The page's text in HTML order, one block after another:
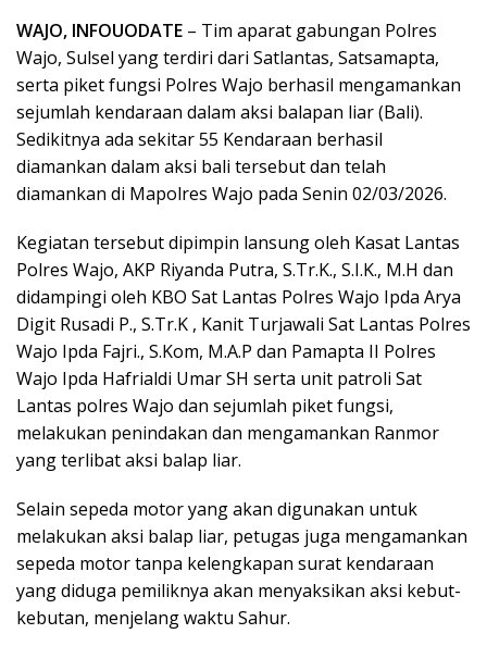
WAJO, INFOUODATE – Tim aparat gabungan Polres
Wajo, Sulsel yang terdiri dari Satlantas, Satsamapta,
serta piket fungsi Polres Wajo berhasil mengamankan
sejumlah kendaraan dalam aksi balapan liar (Bali).
Sedikitnya ada sekitar 55 Kendaraan berhasil
diamankan dalam aksi bali tersebut dan telah
diamankan di Mapolres Wajo pada Senin 02/03/2026.
Kegiatan tersebut dipimpin lansung oleh Kasat Lantas
Polres Wajo, AKP Riyanda Putra, S.Tr.K., S.I.K., M.H dan
didampingi oleh KBO Sat Lantas Polres Wajo Ipda Arya
Digit Rusadi P., S.Tr.K , Kanit Turjawali Sat Lantas Polres
Wajo Ipda Fajri., S.Kom, M.A.P dan Pamapta II Polres
Wajo Ipda Hafrialdi Umar SH serta unit patroli Sat
Lantas polres Wajo dan sejumlah piket fungsi,
melakukan penindakan dan mengamankan Ranmor
yang terlibat aksi balap liar.
Selain sepeda motor yang akan digunakan untuk
melakukan aksi balap liar, petugas juga mengamankan
sepeda motor tanpa kelengkapan surat kendaraan
yang diduga pemiliknya akan menyaksikan aksi kebut-
kebutan, menjelang waktu Sahur.